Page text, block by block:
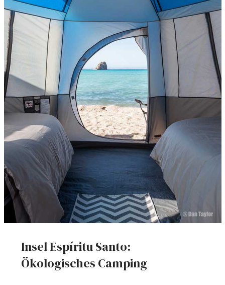
Insel Espíritu Santo:
Ökologisches Camping